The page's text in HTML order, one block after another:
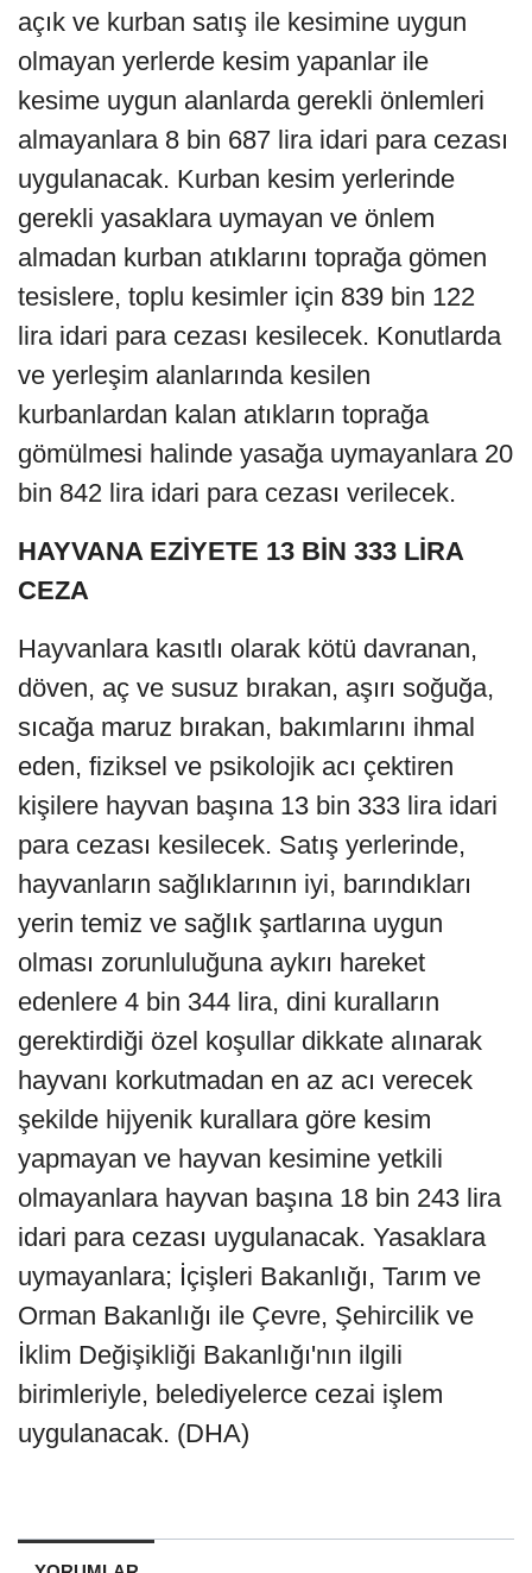
açık ve kurban satış ile kesimine uygun
olmayan yerlerde kesim yapanlar ile
kesime uygun alanlarda gerekli önlemleri
almayanlara 8 bin 687 lira idari para cezası
uygulanacak. Kurban kesim yerlerinde
gerekli yasaklara uymayan ve önlem
almadan kurban atıklarını toprağa gömen
tesislere, toplu kesimler için 839 bin 122
lira idari para cezası kesilecek. Konutlarda
ve yerleşim alanlarında kesilen
kurbanlardan kalan atıkların toprağa
gömülmesi halinde yasağa uymayanlara 20
bin 842 lira idari para cezası verilecek.
HAYVANA EZİYETE 13 BİN 333 LİRA
CEZA
Hayvanlara kasıtlı olarak kötü davranan,
döven, aç ve susuz bırakan, aşırı soğuğa,
sıcağa maruz bırakan, bakımlarını ihmal
eden, fiziksel ve psikolojik acı çektiren
kişilere hayvan başına 13 bin 333 lira idari
para cezası kesilecek. Satış yerlerinde,
hayvanların sağlıklarının iyi, barındıkları
yerin temiz ve sağlık şartlarına uygun
olması zorunluluğuna aykırı hareket
edenlere 4 bin 344 lira, dini kuralların
gerektirdiği özel koşullar dikkate alınarak
hayvanı korkutmadan en az acı verecek
şekilde hijyenik kurallara göre kesim
yapmayan ve hayvan kesimine yetkili
olmayanlara hayvan başına 18 bin 243 lira
idari para cezası uygulanacak. Yasaklara
uymayanlara; İçişleri Bakanlığı, Tarım ve
Orman Bakanlığı ile Çevre, Şehircilik ve
İklim Değişikliği Bakanlığı'nın ilgili
birimleriyle, belediyelerce cezai işlem
uygulanacak. (DHA)